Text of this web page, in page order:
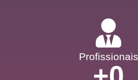
Profissionais